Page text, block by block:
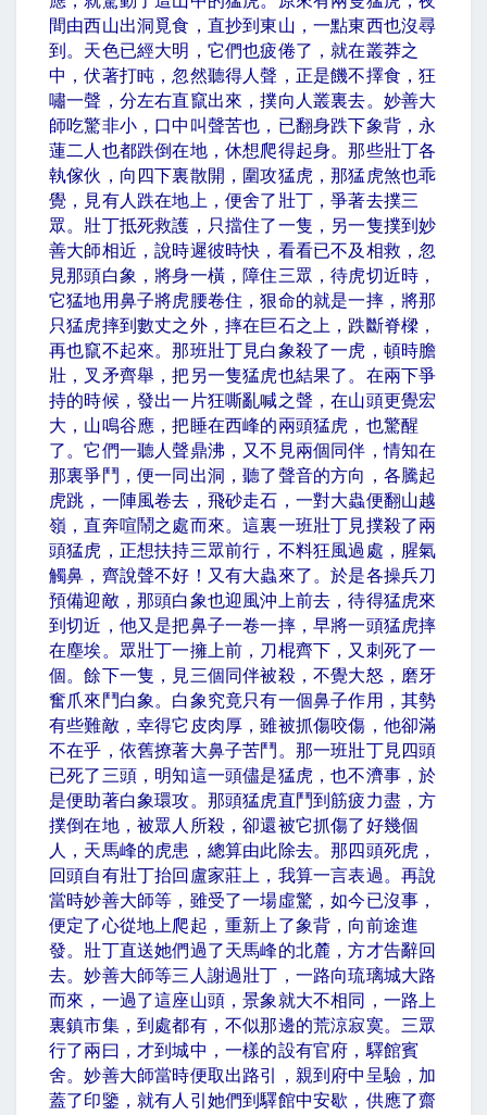
間由西山出洞覓食，直抄到東山，一點東西也沒尋
到。天色已經大明，它們也疲倦了，就在叢莽之
中，伏著打盹，忽然聽得人聲，正是饑不擇食，狂
嘯一聲，分左右直竄出來，撲向人叢裏去。妙善大
師吃驚非小，口中叫聲苦也，已翻身跌下象背，永
蓮二人也都跌倒在地，休想爬得起身。那些壯丁各
執傢伙，向四下裏散開，圍攻猛虎，那猛虎煞也乖
覺，見有人跌在地上，便舍了壯丁，爭著去撲三
眾。壯丁抵死救護，只擋住了一隻，另一隻撲到妙
善大師相近，說時遲彼時快，看看已不及相救，忽
見那頭白象，將身一橫，障住三眾，待虎切近時，
它猛地用鼻子將虎腰卷住，狠命的就是一摔，將那
只猛虎摔到數丈之外，摔在巨石之上，跌斷脊樑，
再也竄不起來。那班壯丁見白象殺了一虎，頓時膽
壯，叉矛齊舉，把另一隻猛虎也結果了。在兩下爭
持的時候，發出一片狂嘶亂喊之聲，在山頭更覺宏
大，山鳴谷應，把睡在西峰的兩頭猛虎，也驚醒
了。它們一聽人聲鼎沸，又不見兩個同伴，情知在
那裏爭鬥，便一同出洞，聽了聲音的方向，各騰起
虎跳，一陣風卷去，飛砂走石，一對大蟲便翻山越
嶺，直奔喧鬧之處而來。這裏一班壯丁見撲殺了兩
頭猛虎，正想扶持三眾前行，不料狂風過處，腥氣
觸鼻，齊說聲不好！又有大蟲來了。於是各操兵刀
預備迎敵，那頭白象也迎風沖上前去，待得猛虎來
到切近，他又是把鼻子一卷一摔，早將一頭猛虎摔
在塵埃。眾壯丁一擁上前，刀棍齊下，又刺死了一
個。餘下一隻，見三個同伴被殺，不覺大怒，磨牙
奮爪來鬥白象。白象究竟只有一個鼻子作用，其勢
有些難敵，幸得它皮肉厚，雖被抓傷咬傷，他卻滿
不在乎，依舊撩著大鼻子苦鬥。那一班壯丁見四頭
已死了三頭，明知這一頭儘是猛虎，也不濟事，於
是便助著白象環攻。那頭猛虎直鬥到筋疲力盡，方
撲倒在地，被眾人所殺，卻還被它抓傷了好幾個
人，天馬峰的虎患，總算由此除去。那四頭死虎，
回頭自有壯丁抬回盧家莊上，我算一言表過。再說
當時妙善大師等，雖受了一場虛驚，如今已沒事，
便定了心從地上爬起，重新上了象背，向前途進
發。壯丁直送她們過了天馬峰的北麓，方才告辭回
去。妙善大師等三人謝過壯丁，一路向琉璃城大路
而來，一過了這座山頭，景象就大不相同，一路上
裏鎮市集，到處都有，不似那邊的荒涼寂寞。三眾
行了兩曰，才到城中，一樣的設有官府，驛館賓
舍。妙善大師當時便取出路引，親到府中呈驗，加
蓋了印鑒，就有人引她們到驛館中安歇，供應了齋